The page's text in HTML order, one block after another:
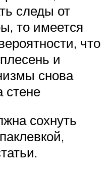
следы от
то имеется
что
и
снова
стене
сохнуть